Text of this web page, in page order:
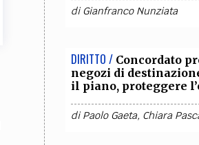
diGianfranco Nunziata
DIRITTO / Concordato
negozi di
il piano, proteggere
diPaolo Gaeta, Chiara